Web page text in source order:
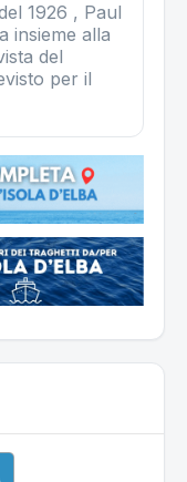
1926 , Paul
insieme alla
del
per il